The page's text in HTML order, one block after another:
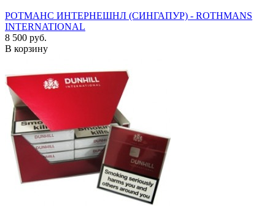
РОТМАНС ИНТЕРНЕШНЛ (СИНГАПУР) - ROTHMANS
INTERNATIONAL
8 500 руб.
В корзину